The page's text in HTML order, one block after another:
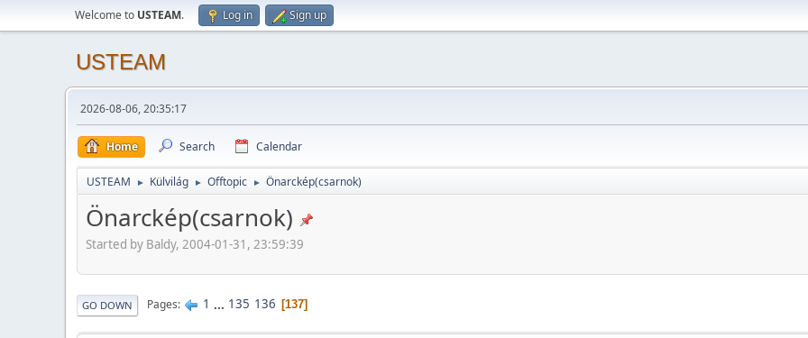
Welcome to USTEAM. Log in Sign up
USTEAM
2026-08-06, 20:35:17
Home Search Calendar
USTEAM ► Külvilág ► Offtopic ► Önarckép(csarnok)
Önarckép(csarnok)
Started by Baldy, 2004-01-31, 23:59:39
GO DOWN Pages 1 ... 135 136 137